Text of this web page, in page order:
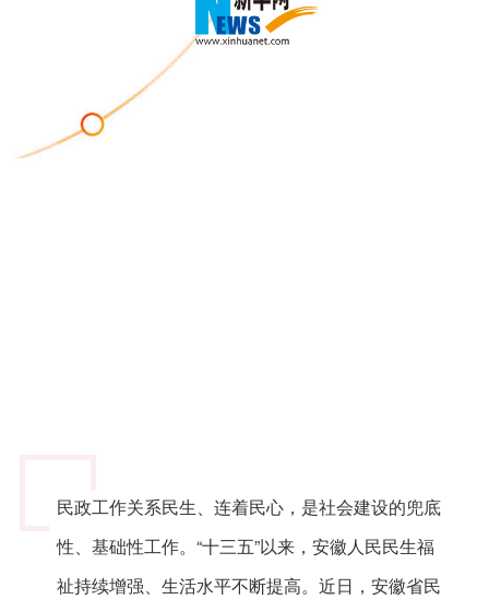
民政工作关系民生、连着民心，是社会建设的兜底
性、基础性工作。“十三五”以来，安徽人民民生福
祉持续增强、生活水平不断提高。近日，安徽省民